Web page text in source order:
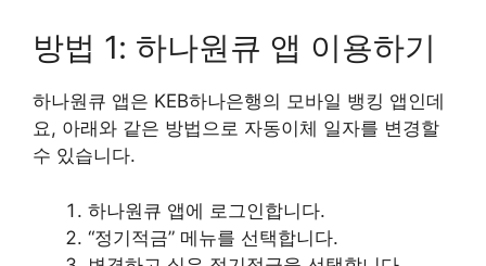
방법 1: 하나원큐 앱 이용하기
하나원큐 앱은 KEB하나은행의 모바일 뱅킹 앱인데
요, 아래와 같은 방법으로 자동이체 일자를 변경할
수 있습니다.
하나원큐 앱에 로그인합니다.
“정기적금” 메뉴를 선택합니다.